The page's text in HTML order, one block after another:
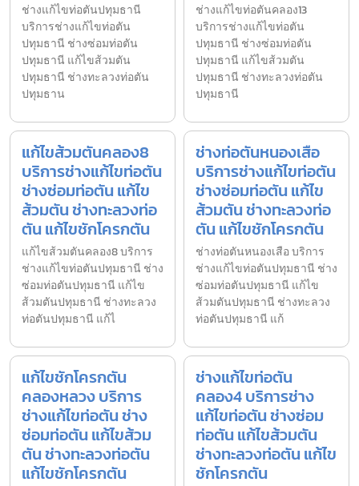
ช่างแก้ไขท่อตันปทุมธานี
บริการช่างแก้ไขท่อตัน
ปทุมธานี ช่างซ่อมท่อตัน
ปทุมธานี แก้ไขส้วมตัน
ปทุมธานี ช่างทะลวงท่อตัน
ปทุมธาน
ช่างแก้ไขท่อตันคลอง13
บริการช่างแก้ไขท่อตัน
ปทุมธานี ช่างซ่อมท่อตัน
ปทุมธานี แก้ไขส้วมตัน
ปทุมธานี ช่างทะลวงท่อตัน
ปทุมธานี
แก้ไขส้วมตันคลอง8
บริการช่างแก้ไขท่อตัน
ช่างซ่อมท่อตัน แก้ไข
ส้วมตัน ช่างทะลวงท่อ
ตัน แก้ไขชักโครกตัน
แก้ไขส้วมตันคลอง8 บริการ
ช่างแก้ไขท่อตันปทุมธานี ช่าง
ซ่อมท่อตันปทุมธานี แก้ไข
ส้วมตันปทุมธานี ช่างทะลวง
ท่อตันปทุมธานี แก้ไ
ช่างท่อตันหนองเสือ
บริการช่างแก้ไขท่อตัน
ช่างซ่อมท่อตัน แก้ไข
ส้วมตัน ช่างทะลวงท่อ
ตัน แก้ไขชักโครกตัน
ช่างท่อตันหนองเสือ บริการ
ช่างแก้ไขท่อตันปทุมธานี ช่าง
ซ่อมท่อตันปทุมธานี แก้ไข
ส้วมตันปทุมธานี ช่างทะลวง
ท่อตันปทุมธานี แก้
แก้ไขชักโครกตัน
คลองหลวง บริการ
ช่างแก้ไขท่อตัน ช่าง
ซ่อมท่อตัน แก้ไขส้วม
ตัน ช่างทะลวงท่อตัน
แก้ไขชักโครกตัน
ช่างแก้ไขท่อตัน
คลอง4 บริการช่าง
แก้ไขท่อตัน ช่างซ่อม
ท่อตัน แก้ไขส้วมตัน
ช่างทะลวงท่อตัน แก้ไข
ชักโครกตัน